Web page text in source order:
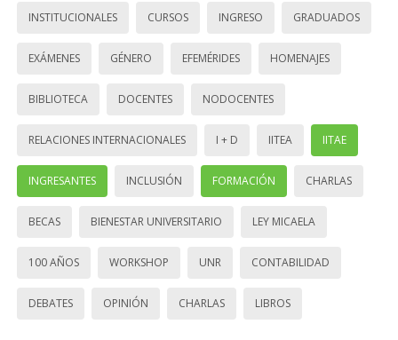
INSTITUCIONALES CURSOS INGRESO GRADUADOS
EXÁMENES GÉNERO EFEMÉRIDES HOMENAJES
BIBLIOTECA DOCENTES NODOCENTES
RELACIONES INTERNACIONALES I + D IITEA IITAE
INGRESANTES INCLUSIÓN FORMACIÓN CHARLAS
BECAS BIENESTAR UNIVERSITARIO LEY MICAELA
100 AÑOS WORKSHOP UNR CONTABILIDAD
DEBATES OPINIÓN CHARLAS LIBROS